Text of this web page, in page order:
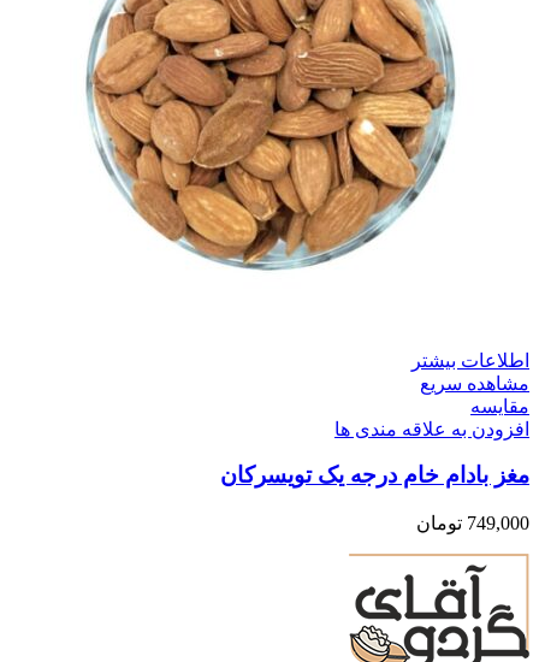
اطلاعات بیشتر
مشاهده سریع
مقایسه
افزودن به علاقه مندی ها
مغز بادام خام درجه یک تویسرکان
749,000 تومان